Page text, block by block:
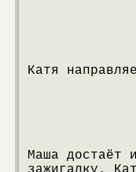
Катя
Маша достаёт